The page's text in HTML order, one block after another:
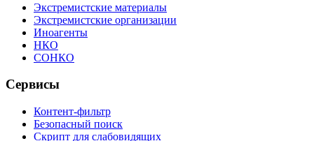
Экстремистские материалы
Экстремистские организации
Иноагенты
НКО
СОНКО
Сервисы
Контент-фильтр
Безопасный поиск
Скрипт для слабовидящих